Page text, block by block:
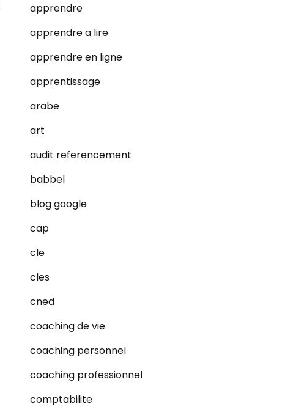
apprendre
apprendre a lire
apprendre en ligne
apprentissage
arabe
art
audit referencement
babbel
blog google
cap
cle
cles
cned
coaching de vie
coaching personnel
coaching professionnel
comptabilite